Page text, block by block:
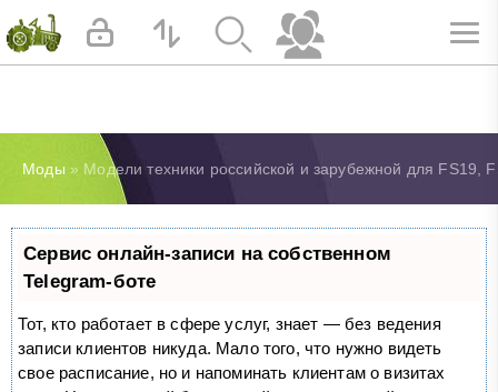
Моды » Модели техники российской и зарубежной для FS19,
Сервис онлайн-записи на собственном
Telegram-боте
Тот, кто работает в сфере услуг, знает — без ведения
записи клиентов никуда. Мало того, что нужно видеть
свое расписание, но и напоминать клиентам о визитах